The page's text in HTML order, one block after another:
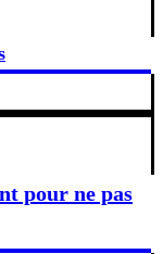
pour ne pas